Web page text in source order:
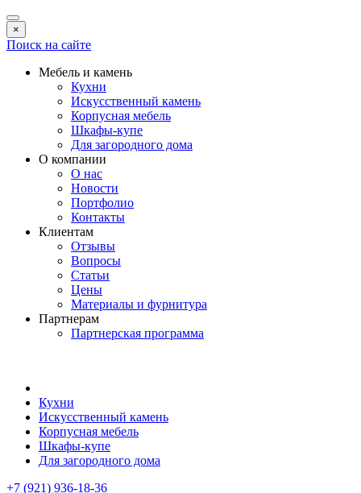
×
Поиск на сайте
Мебель и камень
Кухни
Искусственный камень
Корпусная мебель
Шкафы-купе
Для загородного дома
О компании
О нас
Новости
Портфолио
Контакты
Клиентам
Отзывы
Вопросы
Статьи
Цены
Материалы и фурнитура
Партнерам
Партнерская программа
Кухни
Искусственный камень
Корпусная мебель
Шкафы-купе
Для загородного дома
+7 (921) 936-18-36